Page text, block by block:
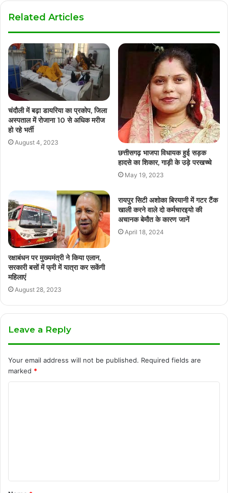
Related Articles
चंदौली में बढ़ा डायरिया का प्रकोप, जिला
अस्पताल में रोजाना 10 से अधिक मरीज
हो रहे भर्ती
August 4, 2023
छत्तीसगढ़ भाजपा विधायक हुई सड़क
हादसे का शिकार, गाड़ी के उड़े परखच्चे
May 19, 2023
रक्षाबंधन पर मुख्यमंत्री ने किया एलान,
सरकारी बसों में फ्री में यात्रा कर सकेंगी
महिलाएं
August 28, 2023
रायपुर सिटी अशोका बिरयानी में गटर टैंक
खाली करने वाले दो कर्मचारइयो की
अचानक बेमौत के कारण जानें
April 18, 2024
Leave a Reply
Your email address will not be published. Required fields are
marked *
t